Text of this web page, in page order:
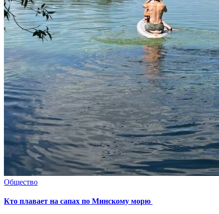
Общество
Кто плавает на сапах по Минскому морю